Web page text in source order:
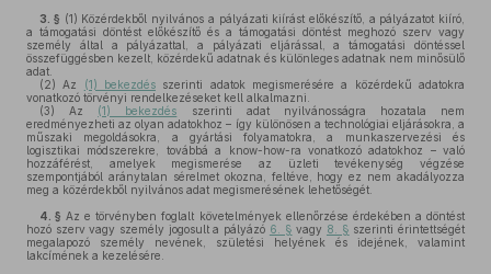
3. § (1) Közérdekből nyilvános a pályázati kiírást előkészítő, a pályázatot kiíró,
a támogatási döntést előkészítő és a támogatási döntést meghozó szerv vagy
személy által a pályázattal, a pályázati eljárással, a támogatási döntéssel
összefüggésben kezelt, közérdekű adatnak és különleges adatnak nem minősülő
adat.
(2) Az (1) bekezdés szerinti adatok megismerésére a közérdekű adatokra
vonatkozó törvényi rendelkezéseket kell alkalmazni.
(3) Az (1) bekezdés szerinti adat nyilvánosságra hozatala nem
eredményezheti az olyan adatokhoz – így különösen a technológiai eljárásokra, a
műszaki megoldásokra, a gyártási folyamatokra, a munkaszervezési és
logisztikai módszerekre, továbbá a know-how-ra vonatkozó adatokhoz – való
hozzáférést, amelyek megismerése az üzleti tevékenység végzése
szempontjából aránytalan sérelmet okozna, feltéve, hogy ez nem akadályozza
meg a közérdekből nyilvános adat megismerésének lehetőségét.
4. § Az e törvényben foglalt követelmények ellenőrzése érdekében a döntést
hozó szerv vagy személy jogosult a pályázó 6. § vagy 8. § szerinti érintettségét
megalapozó személy nevének, születési helyének és idejének, valamint
lakcímének a kezelésére.